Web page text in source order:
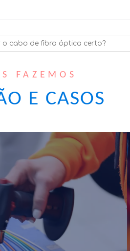
FAZEMOS
E CASOS